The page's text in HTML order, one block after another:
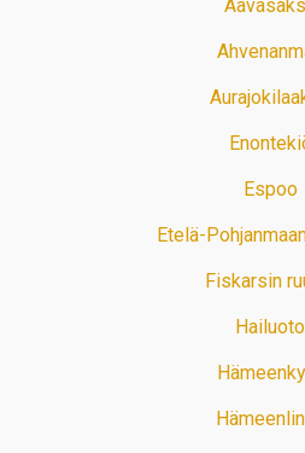
Espoo
Etelä-
Fiskarsin
Hailuoto